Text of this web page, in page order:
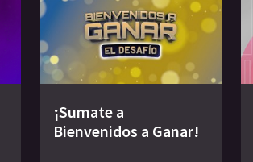
¡Sumate a
Bienvenidos a Ganar!